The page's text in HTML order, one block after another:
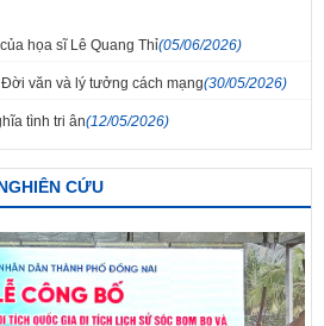
họa sĩ Lê Quang Thỉ(05/06/2026)
văn và lý tưởng cách mạng(30/05/2026)
tình tri ân(12/05/2026)
CỨU